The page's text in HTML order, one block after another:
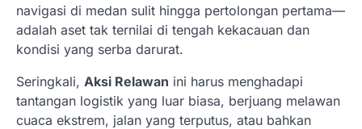
navigasi di medan sulit hingga pertolongan pertama—
adalah aset tak ternilai di tengah kekacauan dan
kondisi yang serba darurat.
Seringkali, Aksi Relawan ini harus menghadapi
tantangan logistik yang luar biasa, berjuang melawan
cuaca ekstrem, jalan yang terputus, atau bahkan